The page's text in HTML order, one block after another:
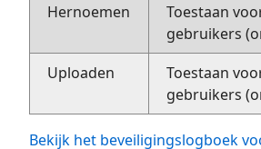
Hernoemen
Toestaan
gebruikers
Uploaden
Toestaan
gebruikers
Bekijk het beveiligingslogboek